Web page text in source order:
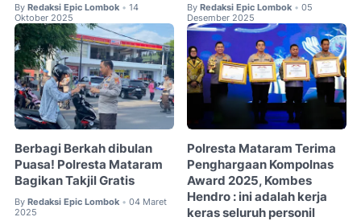
By Redaksi Epic Lombok • 14
Oktober 2025
By Redaksi Epic Lombok • 05
Desember 2025
Berbagi Berkah dibulan
Puasa! Polresta Mataram
Bagikan Takjil Gratis
By Redaksi Epic Lombok • 04 Maret
2025
Polresta Mataram Terima
Penghargaan Kompolnas
Award 2025, Kombes
Hendro : ini adalah kerja
keras seluruh personil